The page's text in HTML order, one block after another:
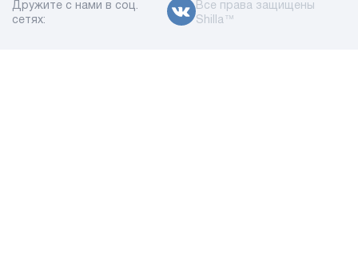
Дружите с нами в соц.
сетях:
Все права защищены
Shilla™